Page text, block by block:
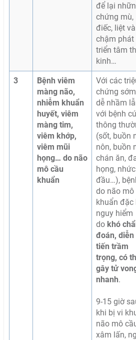
để lại
chứng mù,
điếc, liệt và
chậm phát
triển tâm
kinh…
3 Bệnh viêm
màng não,
nhiễm khuẩn
huyết, viêm
màng tim,
viêm khớp,
viêm mũi
họng… do não
mô cầu
khuẩn
Với các
chứng
dễ nhầm
với bệnh
thông
(sốt, buồn
nôn, buồn
chán ăn,
họng, nhức
đầu…),
do não mô
khuẩn đặc
nguy hiểm
do khó
đoán, diễn
tiến trầm
trọng, có
gây tử
nhanh.
9-15 giờ
khi bị vi
não mô
xâm lấn,